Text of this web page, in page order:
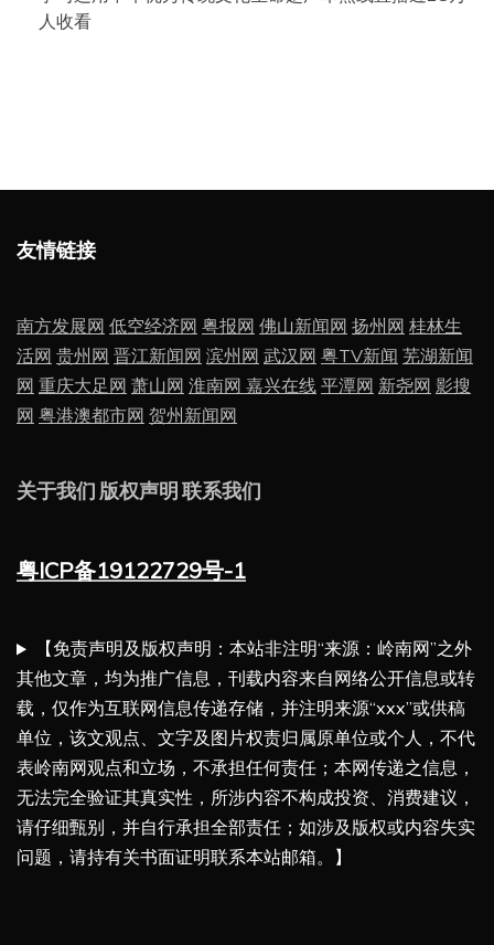
人收看
友情链接
南方发展网 低空经济网 粤报网 佛山新闻网 扬州网 桂林生
活网 贵州网 晋江新闻网 滨州网 武汉网 粤TV新闻 芜湖新闻
网 重庆大足网 萧山网 淮南网 嘉兴在线 平潭网 新尧网 影搜
网 粤港澳都市网 贺州新闻网
关于我们版权声明 联系我们
粤ICP备19122729号-1
【免责声明及版权声明：本站非注明“来源：岭南网”之外
其他文章，均为推广信息，刊载内容来自网络公开信息或转
载，仅作为互联网信息传递存储，并注明来源“xxx”或供稿
单位，该文观点、文字及图片权责归属原单位或个人，不代
表岭南网观点和立场，不承担任何责任；本网传递之信息，
无法完全验证其真实性，所涉内容不构成投资、消费建议，
请仔细甄别，并自行承担全部责任；如涉及版权或内容失实
问题，请持有关书面证明联系本站邮箱。】